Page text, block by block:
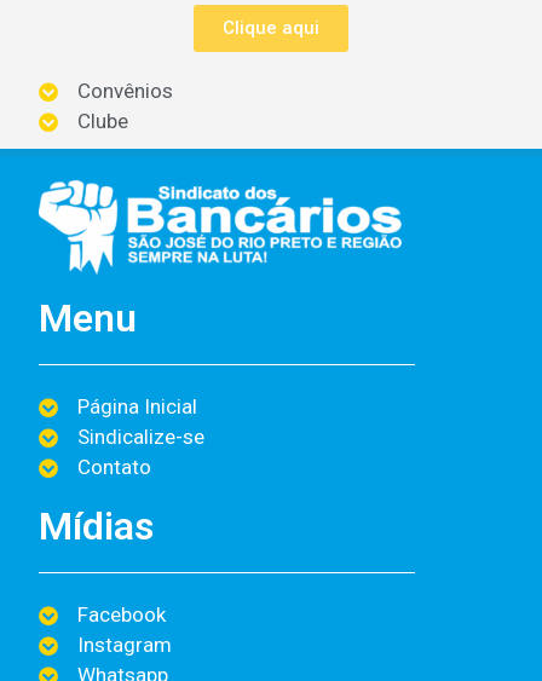
Clique aqui
Convênios
Clube
Menu
Página Inicial
Sindicalize-se
Contato
Mídias
Facebook
Instagram
Whatsapp